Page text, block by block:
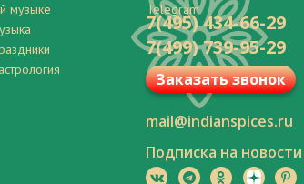
музыке
Telegram
7(495) 434-66-29
7(499) 739-95-29
Заказать звонок
mail@indianspices.ru
Подписка на новости